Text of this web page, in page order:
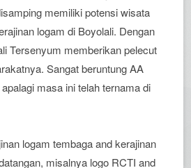
memiliki potensi wisata
logam di Boyolali. Dengan
Tersenyum memberikan pelecut
Sangat beruntung AA
masa ini telah ternama di
logam tembaga and kerajinan
misalnya logo RCTI and